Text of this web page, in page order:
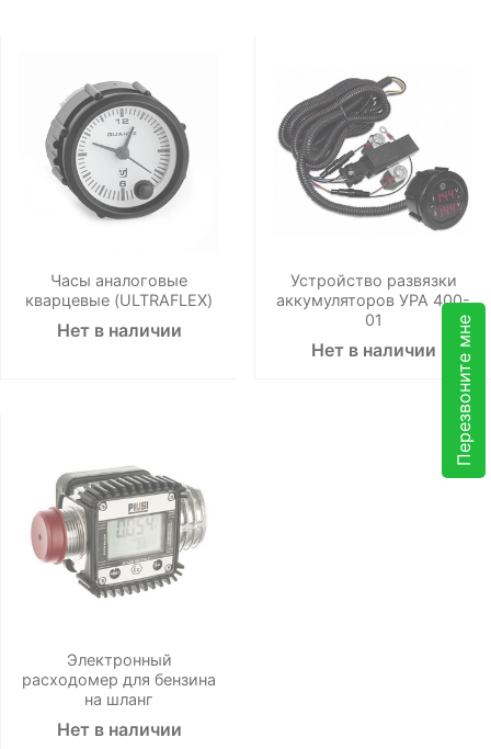
Перезвоните мне
Часы аналоговые
кварцевые (ULTRAFLEX)
Нет в наличии
Устройство развязки
аккумуляторов УРА 400-
01
Нет в наличии
Электронный
расходомер для бензина
на шланг
Нет в наличии